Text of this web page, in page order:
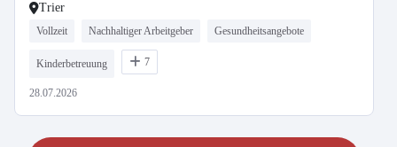
Trier
Vollzeit Nachhaltiger Arbeitgeber Gesundheitsangebote
Kinderbetreuung 7
28.07.2026